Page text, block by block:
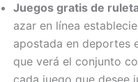
Juegos gratis de
azar en línea
apostada en deportes
que verá el conjunto